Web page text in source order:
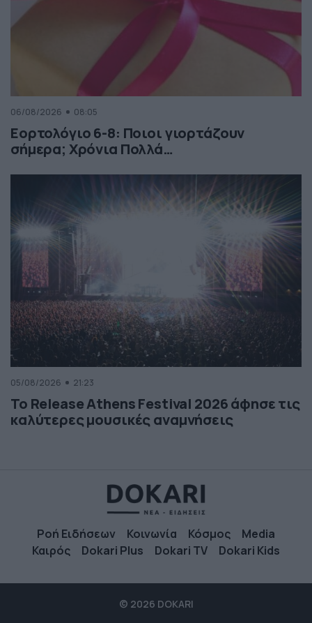
06/08/2026 08:05
Εορτολόγιο 6-8: Ποιοι γιορτάζουν
σήμερα; Χρόνια Πολλά…
05/08/2026 21:23
Το Release Athens Festival 2026 άφησε τις
καλύτερες μουσικές αναμνήσεις
Ροή Ειδήσεων Κοινωνία Κόσμος
Media
Καιρός
Dokari Plus Dokari TV Dokari Kids
© 2026 DOKARI